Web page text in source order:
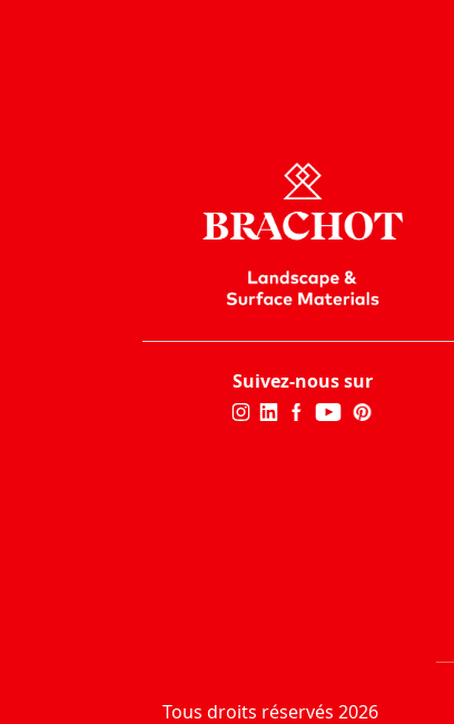
Suivez-nous sur
Tous droits réservés 2026